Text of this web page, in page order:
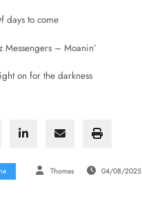
days to come
Messengers – Moanin’
on for the darkness
Thomas 04/08/2025